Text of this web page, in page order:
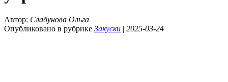
Автор: Слабунова Ольга
Опубликовано в рубрике Закуски | 2025-03-24